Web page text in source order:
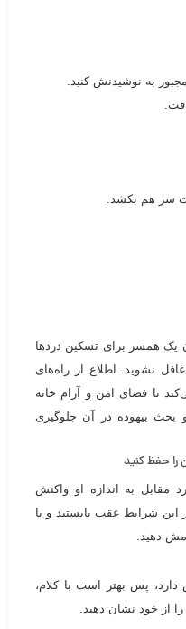
به نوشیدنش کنید.
سر هم بکشد‌.
یک همسر برای تسکین دردها
نشوید. اطلاع از راه‌های
تا فضای امن و آرام خانه
بحث بیهوده در آن جلوگیری
را حفظ کنید
مقابل به اندازه او واکنش
این شرايط عقب بایستید و با
دهید.
دارد، پس بهتر است با کلام،
از خود نشان دهید.